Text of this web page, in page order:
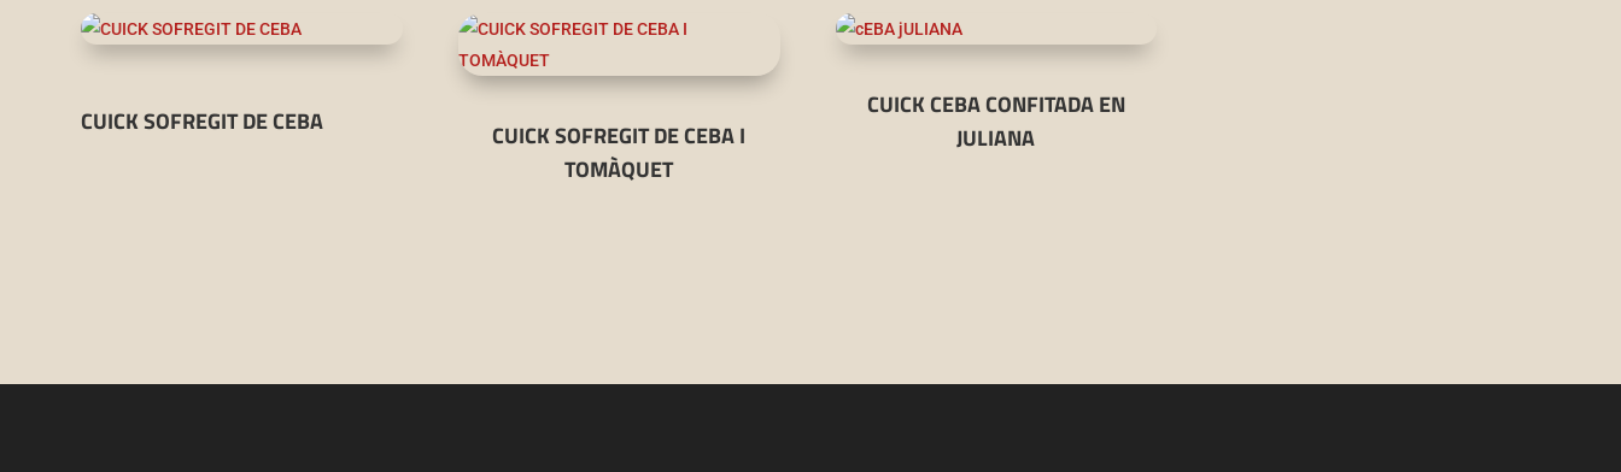
CUICK SOFREGIT DE CEBA
CUICK SOFREGIT DE CEBA I
TOMÀQUET
CUICK CEBA CONFITADA EN
JULIANA